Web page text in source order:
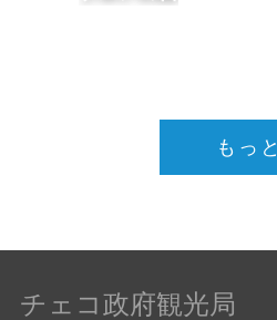
もっと
チェコ政府観光局